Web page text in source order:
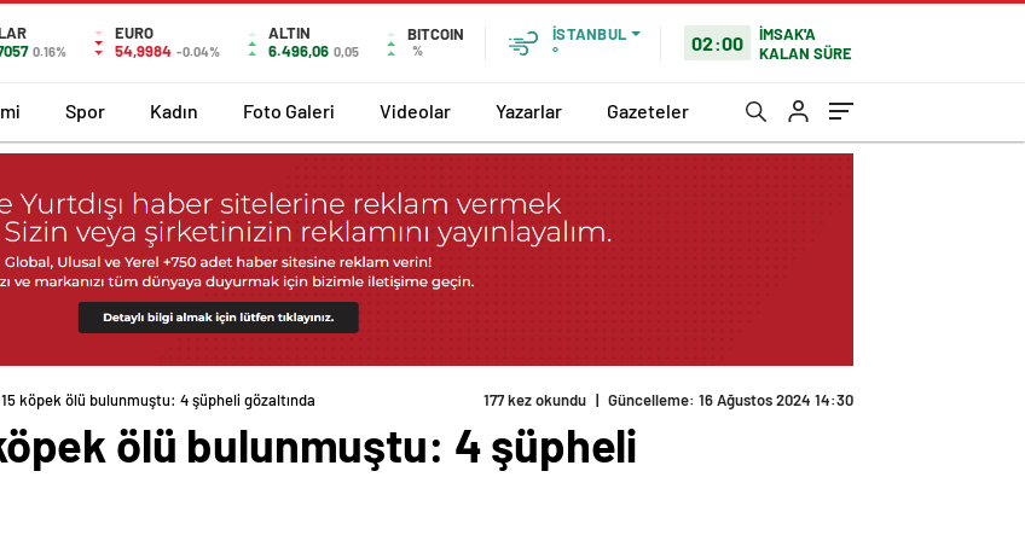
0.16%
EURO
54,9984 -0.04%
ALTIN
6.496,06 0,05
BITCOIN
%
İSTANBUL
°
02:00
İMSAK'A
KALAN SÜRE
Spor Kadın Foto Galeri Videolar Yazarlar Gazeteler
köpek ölü bulunmuştu: 4 şüpheli gözaltında 177 kez okundu | Güncelleme: 16 Ağustos 2024 14:30
ölü bulunmuştu: 4 şüpheli